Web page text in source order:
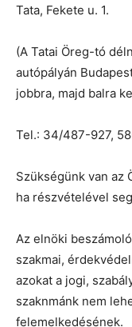
Tata, Fekete u. 1.
(A Tatai Öreg-tó
autópályán
jobbra, majd balra
Tel.: 34/487-927,
Szükségünk van az
ha részvételével
Az elnöki
szakmai,
azokat a jogi,
szaknmánk nem
felemelkedésének.